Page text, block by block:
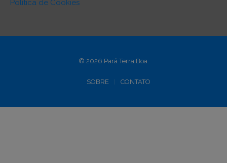
Política de Cookies
© 2026 Pará Terra Boa.
SOBRE CONTATO